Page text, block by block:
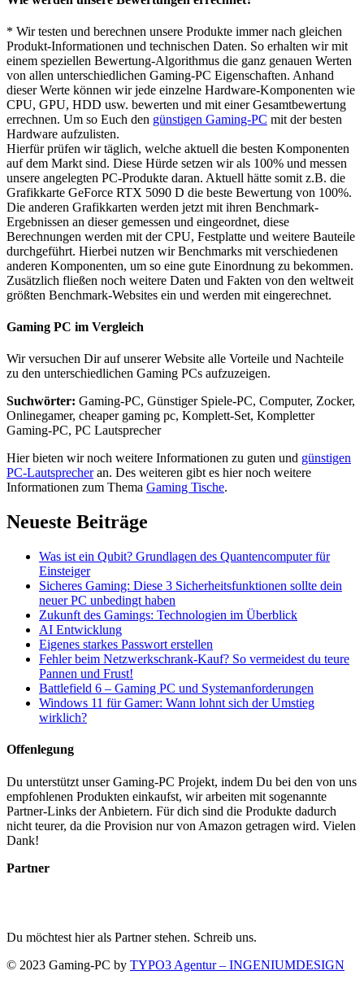
* Wir testen und berechnen unsere Produkte immer nach gleichen
Produkt-Informationen und technischen Daten. So erhalten wir mit
einem speziellen Bewertung-Algorithmus die ganz genauen Werten
von allen unterschiedlichen Gaming-PC Eigenschaften. Anhand
dieser Werte können wir jede einzelne Hardware-Komponenten wie
CPU, GPU, HDD usw. bewerten und mit einer Gesamtbewertung
errechnen. Um so Euch den günstigen Gaming-PC mit der besten
Hardware aufzulisten.
Hierfür prüfen wir täglich, welche aktuell die besten Komponenten
auf dem Markt sind. Diese Hürde setzen wir als 100% und messen
unsere angelegten PC-Produkte daran. Aktuell hätte somit z.B. die
Grafikkarte GeForce RTX 5090 D die beste Bewertung von 100%.
Die anderen Grafikkarten werden jetzt mit ihren Benchmark-
Ergebnissen an dieser gemessen und eingeordnet, diese
Berechnungen werden mit der CPU, Festplatte und weitere Bauteile
durchgeführt. Hierbei nutzen wir Benchmarks mit verschiedenen
anderen Komponenten, um so eine gute Einordnung zu bekommen.
Zusätzlich fließen noch weitere Daten und Fakten von den weltweit
größten Benchmark-Websites ein und werden mit eingerechnet.
Gaming PC im Vergleich
Wir versuchen Dir auf unserer Website alle Vorteile und Nachteile
zu den unterschiedlichen Gaming PCs aufzuzeigen.
Suchwörter: Gaming-PC, Günstiger Spiele-PC, Computer, Zocker,
Onlinegamer, cheaper gaming pc, Komplett-Set, Kompletter
Gaming-PC, PC Lautsprecher
Hier bieten wir noch weitere Informationen zu guten und günstigen
PC-Lautsprecheran. Des weiteren gibt es hier noch weitere
Informationen zum Thema Gaming Tische.
Neueste Beiträge
Was ist ein Qubit? Grundlagen des Quantencomputer für
Einsteiger
Sicheres Gaming: Diese 3 Sicherheitsfunktionen sollte dein
neuer PC unbedingt haben
Zukunft des Gamings: Technologien im Überblick
AI Entwicklung
Eigenes starkes Passwort erstellen
Fehler beim Netzwerkschrank-Kauf? So vermeidest du teure
Pannen und Frust!
Battlefield 6 – Gaming PC und Systemanforderungen
Windows 11 für Gamer: Wann lohnt sich der Umstieg
wirklich?
Offenlegung
Du unterstützt unser Gaming-PC Projekt, indem Du bei den von uns
empfohlenen Produkten einkaufst, wir arbeiten mit sogenannte
Partner-Links der Anbietern. Für dich sind die Produkte dadurch
nicht teurer, da die Provision nur von Amazon getragen wird. Vielen
Dank!
Partner
Du möchtest hier als Partner stehen. Schreib uns.
© 2023 Gaming-PC by TYPO3 Agentur – INGENIUMDESIGN